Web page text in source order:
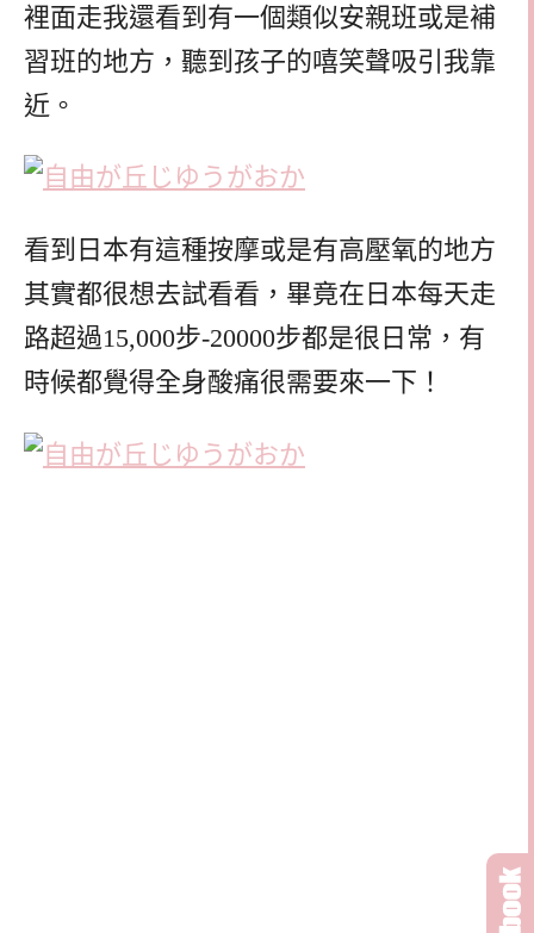
裡面走我還看到有一個類似安親班或是補
習班的地方，聽到孩子的嘻笑聲吸引我靠
近。
看到日本有這種按摩或是有高壓氧的地方
其實都很想去試看看，畢竟在日本每天走
路超過15,000步-20000步都是很日常，有
時候都覺得全身酸痛很需要來一下！